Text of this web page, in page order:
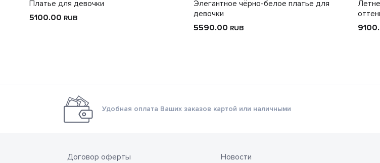
Платье для девочки
5100.00 RUB
Элегантное чёрно-белое платье для
девочки
5590.00 RUB
Удобная оплата Ваших заказов картой или наличными
Договор оферты
Новости